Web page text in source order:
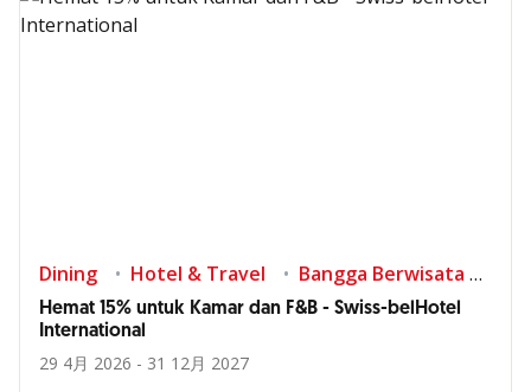
Dining Hotel & Travel Bangga Berwisata di Indonesia
Hemat 15% untuk Kamar dan F&B - Swiss-belHotel
International
29 4月 2026 - 31 12月 2027